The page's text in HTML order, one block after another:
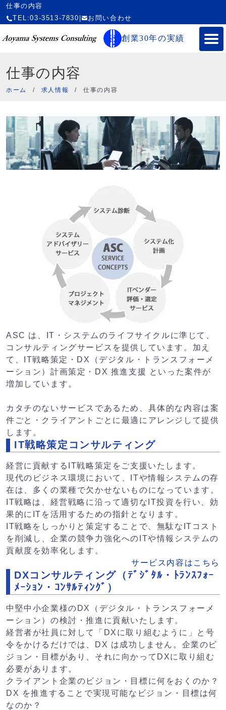
仕事の内容
TEL:03-3513-7830
お問い合わせ
創業30年の実績
仕事の内容
ホーム / 求人情報 /仕事の内容
ASC は、IT・システムのライフサイクルに準じて、
コンサルティングサービスを提供しています。加え
て、IT戦略策定・DX（デジタル・トランスフォーメ
ーション）計画策定・DX 推進支援 といった案件が
増加しています。
カタチのないサービスであるため、具体的な内容は案
件ごと・クライアントごとに最適にアレンジして提供
します。
IT戦略策定コンサルティング
経営に貢献するIT戦略策定をご支援いたします。
現代のビジネス環境において、ITや情報システムの存
在は、多くの業種で欠かせないものになっています。
IT戦略は、経営戦略に沿って適切なIT投資を行い、効
果的にITを活用するための指針となります。
IT戦略をしっかりと策定することで、無駄なITコスト
を削減し、企業の競争力強化へのITや情報システムの
貢献度を効率化します。
サービス内容はこちら
DXコンサルティング（ﾃﾞｼﾞﾀﾙ・ﾄﾗﾝｽﾌｫｰ
ﾒｰｼｮﾝ・ｺﾝｻﾙﾃｨﾝｸﾞ）
中堅中小企業様のDX（デジタル・トランスフォーメ
ーション）の検討・推進に貢献いたします。
経営者が社員に対して「DXに取り組むように」と号
令をかけるだけでは、DX は成功しません。企業のビ
ジョン・目標があり、それに向かってDXに取り組む
必要があります。
クライアント企業のビジョン・目標に何をおくのか？
DX を推進することで実現可能なビジョン・目標は何
なのか？